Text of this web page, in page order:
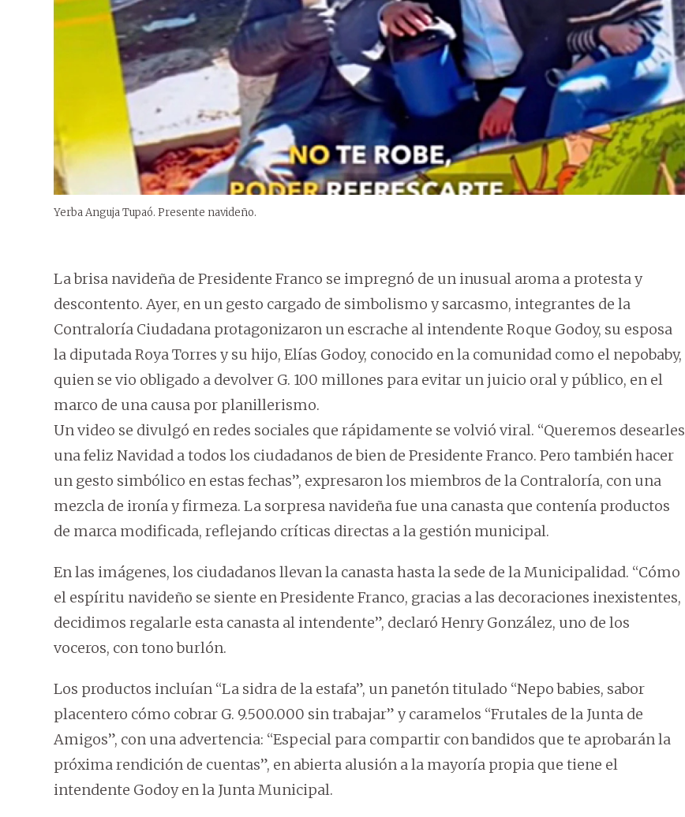
Yerba Anguja Tupaó. Presente navideño.
La brisa navideña de Presidente Franco se impregnó de un inusual aroma a protesta y
descontento. Ayer, en un gesto cargado de simbolismo y sarcasmo, integrantes de la
Contraloría Ciudadana protagonizaron un escrache al intendente Roque Godoy, su esposa
la diputada Roya Torres y su hijo, Elías Godoy, conocido en la comunidad como el nepobaby,
quien se vio obligado a devolver G. 100 millones para evitar un juicio oral y público, en el
marco de una causa por planillerismo.
Un video se divulgó en redes sociales que rápidamente se volvió viral. “Queremos desearles
una feliz Navidad a todos los ciudadanos de bien de Presidente Franco. Pero también hacer
un gesto simbólico en estas fechas”, expresaron los miembros de la Contraloría, con una
mezcla de ironía y firmeza. La sorpresa navideña fue una canasta que contenía productos
de marca modificada, reflejando críticas directas a la gestión municipal.
En las imágenes, los ciudadanos llevan la canasta hasta la sede de la Municipalidad. “Cómo
el espíritu navideño se siente en Presidente Franco, gracias a las decoraciones inexistentes,
decidimos regalarle esta canasta al intendente”, declaró Henry González, uno de los
voceros, con tono burlón.
Los productos incluían “La sidra de la estafa”, un panetón titulado “Nepo babies, sabor
placentero cómo cobrar G. 9.500.000 sin trabajar” y caramelos “Frutales de la Junta de
Amigos”, con una advertencia: “Especial para compartir con bandidos que te aprobarán la
próxima rendición de cuentas”, en abierta alusión a la mayoría propia que tiene el
intendente Godoy en la Junta Municipal.